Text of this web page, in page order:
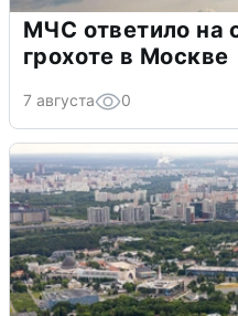
МЧС ответило на
грохоте в Москве
7 августа 0